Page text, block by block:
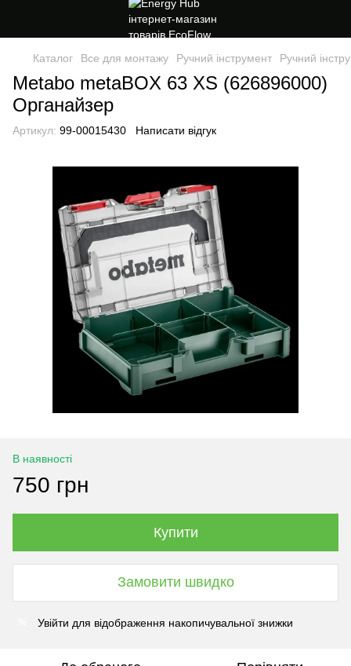
Каталог Все для монтажу Ручний інструмент Ручний
Metabo metaBOX 63 XS (626896000)
Органайзер
Артикул: 99-00015430 Написати відгук
В наявності
750 грн
Купити
Замовити швидко
Увійти для відображення накопичувальної знижки